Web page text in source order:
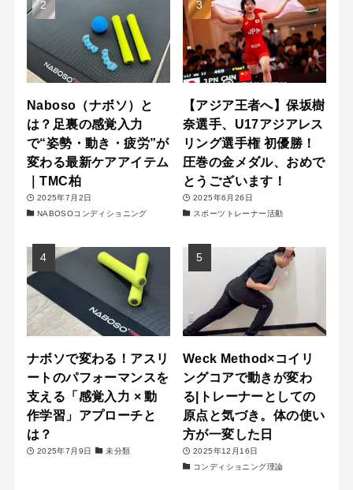
Naboso（ナボソ）と
は？足裏の感覚入力
で“姿勢・動き・疲労”が
変わる最新ケアアイテム
｜TMC柏
2025年7月2日
NABOSOコンディショニング
【アジア王者へ】保坂樹
奈選手、U17アジアレス
リング選手権 初優勝！
圧巻の金メダル、おめで
とうございます！
2025年6月26日
スポーツトレーナー活動
ナボソで変わる！アスリ
ートのパフォーマンスを
支える「感覚入力 × 動
作学習」アプローチと
は？
2025年7月9日 未分類
Weck Method×コイリ
ングコアで動きが変わ
る|トレーナーとしての
原点と気づき。体の使い
方が一変した日
2025年12月16日
コンディショニング理論